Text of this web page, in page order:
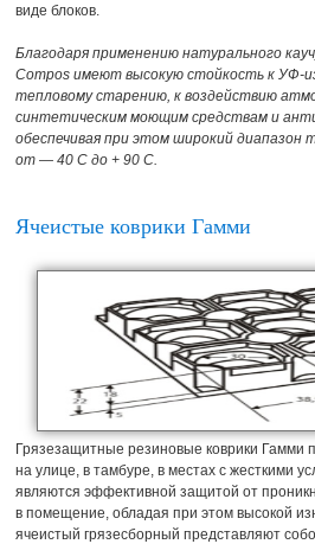
виде блоков.
Благодаря применению натурального
Compos имеют высокую стойкость к УФ-
тепловому старению, к воздействию
синтетическим моющим средствам и
обеспечивая при этом широкий диапазон
от — 40 C до + 90 C.
Ячеистые коврики Гамми
Грязезащитные резиновые коврики Гамми
на улице, в тамбуре, в местах с жесткими
являются эффективной защитой от
в помещение, обладая при этом высокой
ячеистый грязесборный представляют